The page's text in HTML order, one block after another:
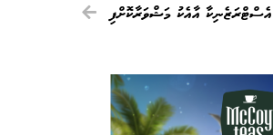
އާއެކު މަޝްވަރާކޮށްފި